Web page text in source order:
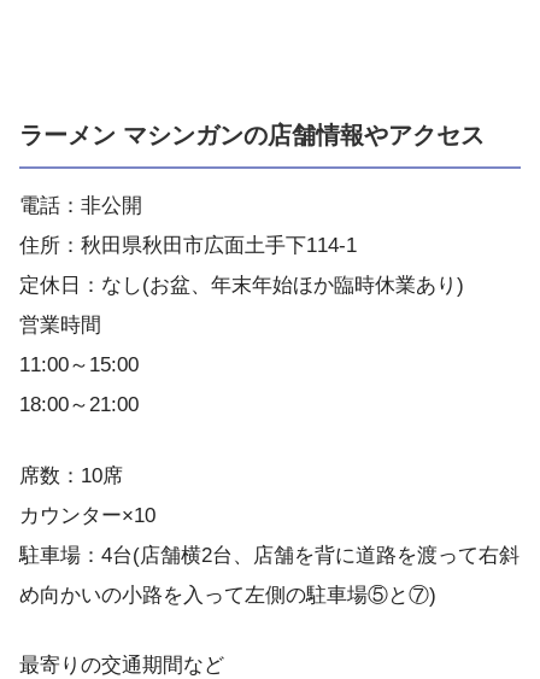
ラーメン マシンガンの店舗情報やアクセス
電話：非公開
住所：秋田県秋田市広面土手下114-1
定休日：なし(お盆、年末年始ほか臨時休業あり)
営業時間
11:00～15:00
18:00～21:00
席数：10席
カウンター×10
駐車場：4台(店舗横2台、店舗を背に道路を渡って右斜
め向かいの小路を入って左側の駐車場⑤と⑦)
最寄りの交通期間など